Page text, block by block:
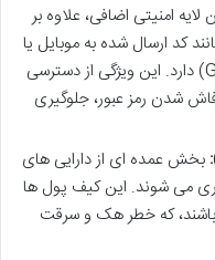
لایه امنیتی اضافی، علاوه بر
کد ارسال شده به موبایل یا
اپلیکیشن Google Authenticator) دارد. این ویژگی از دسترسی
شدن رمز عبور، جلوگیری
بخش عمده ای از دارایی های
می شوند. این کیف پول ها
باشند، که خطر هک و سرقت